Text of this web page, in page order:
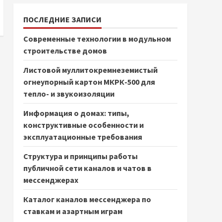
ПОСЛЕДНИЕ ЗАПИСИ
Современные технологии в модульном
строительстве домов
Листовой муллитокремнеземистый
огнеупорный картон МКРК-500 для
тепло- и звукоизоляции
Информация о домах: типы,
конструктивные особенности и
эксплуатационные требования
Структура и принципы работы
публичной сети каналов и чатов в
мессенджерах
Каталог каналов мессенджера по
ставкам и азартным играм